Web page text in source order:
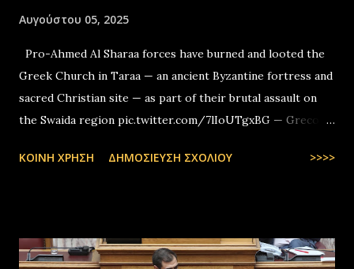
Αυγούστου 05, 2025
Pro-Ahmed Al Sharaa forces have burned and looted the
Greek Church in Taraa — an ancient Byzantine fortress and
sacred Christian site — as part of their brutal assault on
the Swaida region pic.twitter.com/7lIoUTgxBG — Greco-
ΚΟΙΝΉ ΧΡΉΣΗ ΔΗΜΟΣΊΕΥΣΗ ΣΧΟΛΊΟΥ >>>>